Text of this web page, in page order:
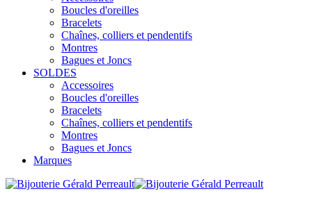
Boucles d'oreilles
Bracelets
Chaînes, colliers et pendentifs
Montres
Bagues et Joncs
SOLDES
Accessoires
Boucles d'oreilles
Bracelets
Chaînes, colliers et pendentifs
Montres
Bagues et Joncs
Marques